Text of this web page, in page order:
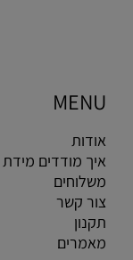
MENU
אודות
איך מודדים
משלוחים
צור קשר
תקנון
מאמרים